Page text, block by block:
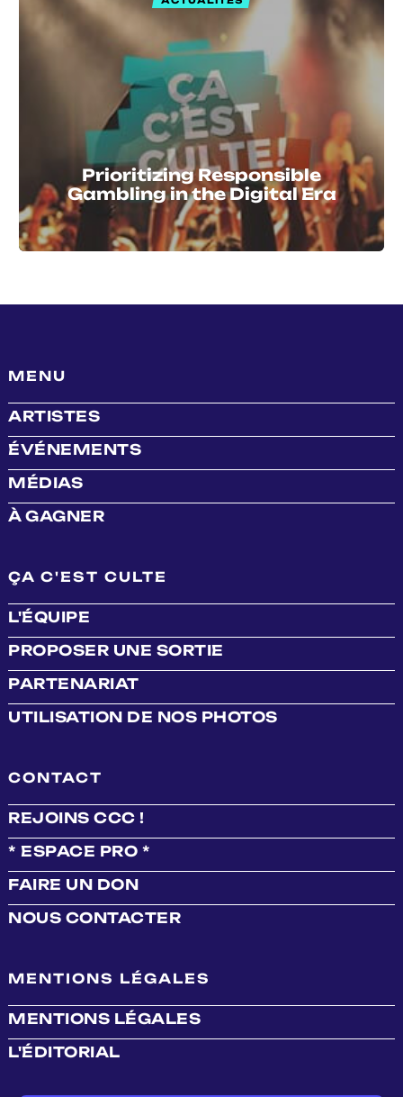
Prioritizing Responsible
Gambling in the Digital Era
MENU
ARTISTES
ÉVÉNEMENTS
MÉDIAS
À GAGNER
ÇA C'EST CULTE
L'ÉQUIPE
PROPOSER UNE SORTIE
PARTENARIAT
UTILISATION DE NOS PHOTOS
CONTACT
REJOINS CCC !
* ESPACE PRO *
FAIRE UN DON
NOUS CONTACTER
MENTIONS LÉGALES
MENTIONS LÉGALES
L'ÉDITORIAL